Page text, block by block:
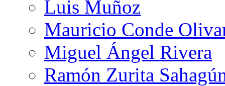
Luis Muñoz
Mauricio Conde
Miguel Ángel Rivera
Ramón Zurita